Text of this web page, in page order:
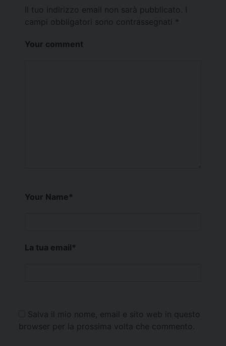
Il tuo indirizzo email non sarà pubblicato.
campi obbligatori sono contrassegnati *
Your comment
Your Name*
La tua email*
Salva il mio nome, email e sito web in questo
browser per la prossima volta che commento.